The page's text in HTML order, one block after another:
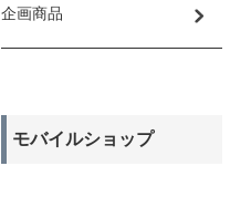
企画商品
モバイルショップ